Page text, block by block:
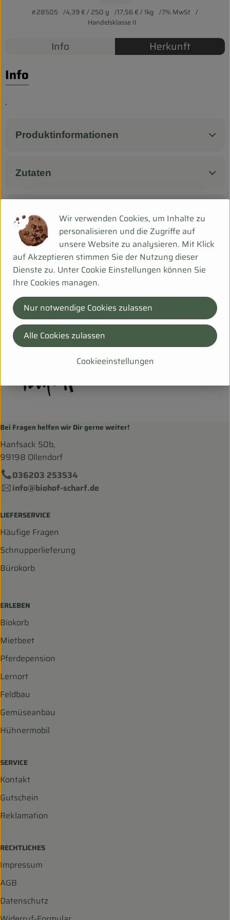
Pferdepension & Reitbetrieb
Firmenkunden
#28505 4,39 €/ 250 g 17,56 €/ 1kg
7% MwSt
Handelsklasse II
Info Herkunft
Info
.
Produktinformationen
Zutaten
Herkunft
DV
Taifun
Bei Fragen helfen wir Dir gerne weiter!
Hanfsack 50b,
99198 Ollendorf
036203 253534
info@biohof-scharf.de
LIEFERSERVICE
Häufige Fragen
Schnupperlieferung
Bürokorb
ERLEBEN
Biokorb
Mietbeet
Pferdepension
Lernort
Feldbau
Gemüseanbau
Hühnermobil
SERVICE
Kontakt
Gutschein
Reklamation
RECHTLICHES
Impressum
AGB
Datenschutz
Wir verwenden Cookies, um Inhalte zu
personalisieren und die Zugriffe auf
unsere Website zu analysieren. Mit Klick
auf Akzeptieren stimmen Sie der Nutzung dieser
Dienste zu. Unter Cookie Einstellungen können Sie
Ihre Cookies managen.
Cookieeinstellungen
Nur notwendige Cookies zulassen
Alle Cookies zulassen